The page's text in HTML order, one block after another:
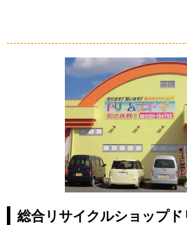
総合リサイクルショップ